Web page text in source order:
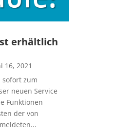
erhältlich
16, 2021
sofort zum
neuen Service
Funktionen
der von